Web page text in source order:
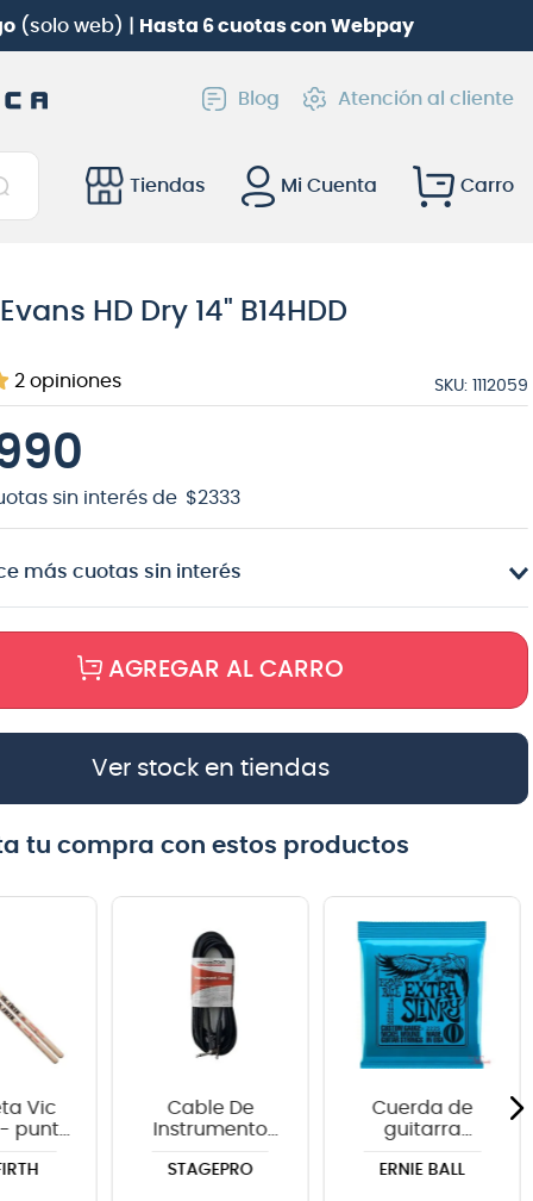
(solo web) | Hasta 6 cuotas con Webpay
Blog Atención al cliente
Tiendas
Mi Cuenta
HD Dry 14" B14HDD
2 opiniones SKU: 1112059
sin interés de $2333
más cuotas sin interés
AGREGAR AL CARRO
Ver stock en tiendas
tu compra con estos productos
Vic
- punta
Cable De
Instrumento
SPG20GR
STAGEPRO
Cuerda de
guitarra
Ball P02225
ERNIE BALL